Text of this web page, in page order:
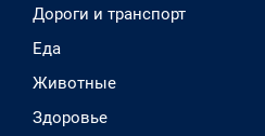
Дороги и транспорт
Еда
Животные
Здоровье